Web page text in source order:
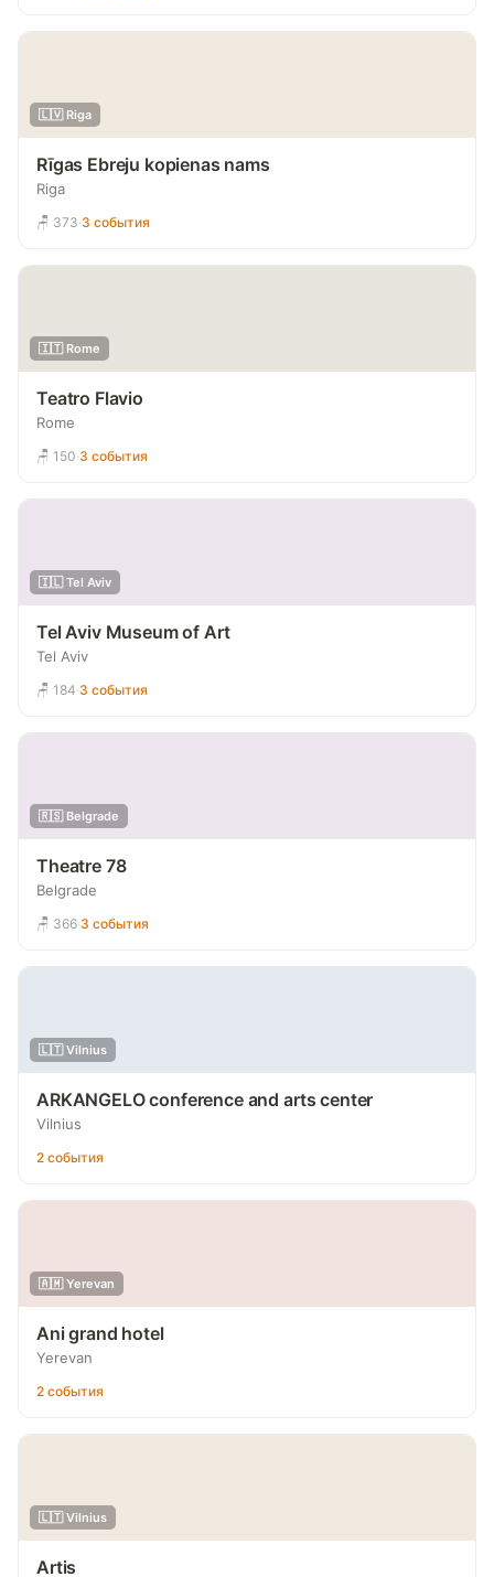
🇱🇻 Riga
Rīgas Ebreju kopienas nams
Riga
🪑 373·3 события
🇮🇹 Rome
Teatro Flavio
Rome
🪑 150·3 события
🇮🇱 Tel Aviv
Tel Aviv Museum of Art
Tel Aviv
🪑 184·3 события
🇷🇸 Belgrade
Theatre 78
Belgrade
🪑 366·3 события
🇱🇹 Vilnius
ARKANGELO conference and arts center
Vilnius
2 события
🇦🇲 Yerevan
Ani grand hotel
Yerevan
2 события
🇱🇹 Vilnius
Artis